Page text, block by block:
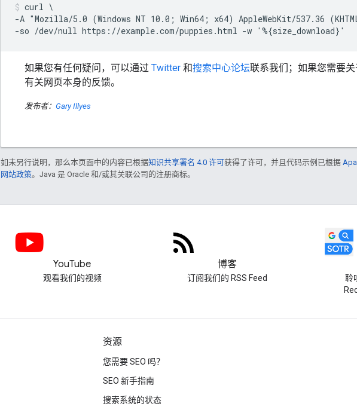
curl \
-A "Mozilla/5.0 (Windows NT 10.0; Win64; x64) AppleWebKit/537.36
-so /dev/null https://example.com/puppies.html -w '%{size_download}'
如果您有任何疑问，可以通过 Twitter 和搜索中心论坛联系我们；如果您需要
有关网页本身的反馈。
发布者： Gary Illyes
如未另行说明，那么本页面中的内容已根据知识共享署名 4.0 许可获得了许可，并且代码示例已根据
网站政策。Java 是 Oracle 和/或其关联公司的注册商标。
YouTube
观看我们的视频
博客
订阅我们的 RSS Feed
聆
资源
您需要 SEO 吗？
SEO 新手指南
搜索系统的状态